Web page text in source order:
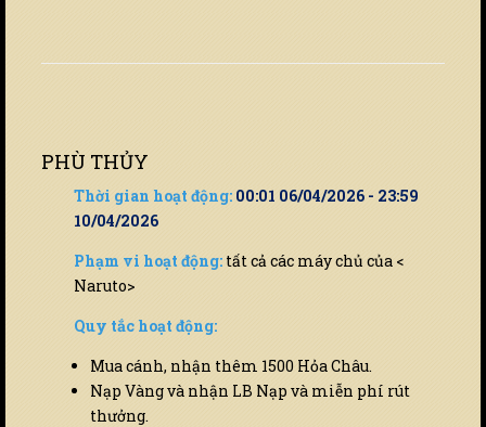
PHÙ THỦY
Thời gian hoạt động: 00:01 06/04/2026 - 23:59
10/04/2026
Phạm vi hoạt động: tất cả các máy chủ của <
Naruto>
Quy tắc hoạt động:
Mua cánh, nhận thêm 1500 Hỏa Châu.
Nạp Vàng và nhận LB Nạp và miễn phí rút
thưởng.